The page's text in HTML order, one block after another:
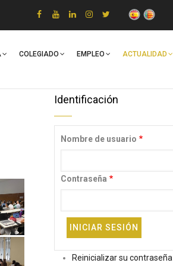
COLEGIADO EMPLEO ACTUALIDAD
Identificación
Nombre de usuario
Contraseña
Reinicializar su contraseña